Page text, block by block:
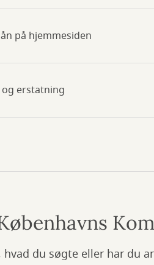
på hjemmesiden
erstatning
hvad du søgte eller har du